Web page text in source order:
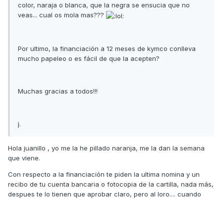
color, naraja o blanca, que la negra se ensucia que no
veas... cual os mola mas???
Por ultimo, la financiación a 12 meses de kymco conlleva
mucho papeleo o es fácil de que la acepten?
Muchas gracias a todos!!!
j.
Hola juanillo , yo me la he pillado naranja, me la dan la semana
que viene.
Con respecto a la financiación te piden la ultima nomina y un
recibo de tu cuenta bancaria o fotocopia de la cartilla, nada más,
despues te lo tienen que aprobar claro, pero al loro.... cuando